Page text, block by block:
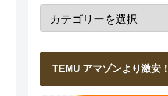
TEMU アマゾンより激安！